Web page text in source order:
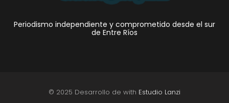
Periodismo independiente y comprometido desde el sur
de Entre Ríos
© 2025 Desarrollo de with Estudio Lanzi